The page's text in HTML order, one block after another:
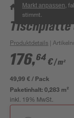
Markt anpassen ,
stimmt.
/ Bauen &
Tischplatte
Produktdetails |
176,64 €/ m²
49,99 € / Pack
Paketinhalt:0,283 m²
inkl. 19% MwSt.